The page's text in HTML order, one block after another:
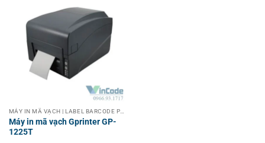
Máy in mã vạch Gprinter GP-
1225T